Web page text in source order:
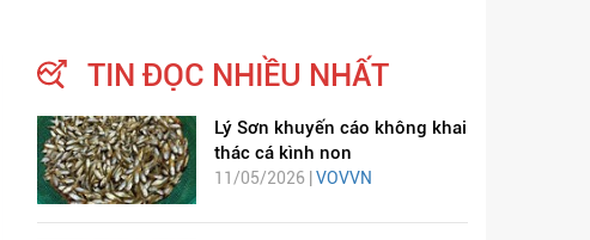
TIN ĐỌC NHIỀU NHẤT
Lý Sơn khuyến cáo không khai
thác cá kình non
11/05/2026 | VOVVN